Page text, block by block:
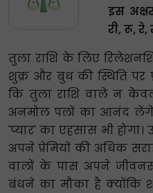
इस
री, रू, रे,
तुला राशि के लिए
शुक्र और बुध की स्थिति पर
कि तुला राशि वाले न
अनमोल पलों का आनंद
'प्यार' का एहसास भी
अपने प्रेमियों की अधिक
वालों के पास अपने
बंधने का मौका है क्योंकि